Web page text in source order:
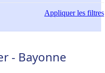
Appliquerles filtres
- Bayonne